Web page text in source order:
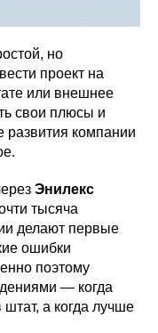
но
проект на
или внешнее
свои плюсы и
развития компании
Энилекс
тысяча
делают первые
ошибки
поэтому
— когда
штат, а когда лучше